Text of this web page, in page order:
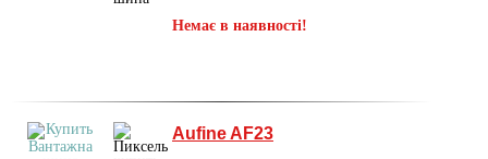
Немає в наявності!
Aufine AF23